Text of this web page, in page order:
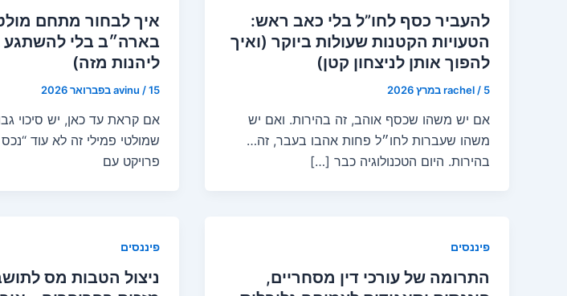
להעביר כסף לחו”ל בלי כאב ראש:
הטעויות הקטנות שעולות ביוקר (ואיך
להפוך אותן לניצחון קטן)
rachel / 5 במרץ 2026
אם יש משהו שכסף אוהב, זה בהירות. ואם יש
משהו שעברות לחו״ל פחות אהבו בעבר, זה…
בהירות. היום הטכנולוגיה כבר […]
איך לבחור מתחם
בארה״ב בלי להשתגע
ליהנות מזה)
avinu /15 בפברואר 2026
אם קראת עד כאן, יש סיכוי
שמולטי פמילי זה לא עוד
פרויקט עם
פיננסים
התרומה של עורכי דין מסחריים,
פיננסים
ניצול הטבות מס